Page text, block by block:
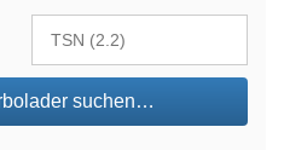
suchen…